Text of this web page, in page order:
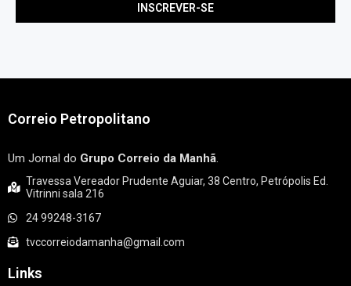
Correio Petropolitano
Um Jornal do Grupo Correio da Manhã.
Travessa Vereador Prudente Aguiar, 38 Centro, Petrópolis Ed.
Vitrinni sala 216
24 99248-3167
tvccorreiodamanha@gmail.com
Links